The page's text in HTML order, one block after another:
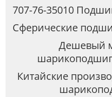
707-76-35010
Сферические
Дешевый
Китайские